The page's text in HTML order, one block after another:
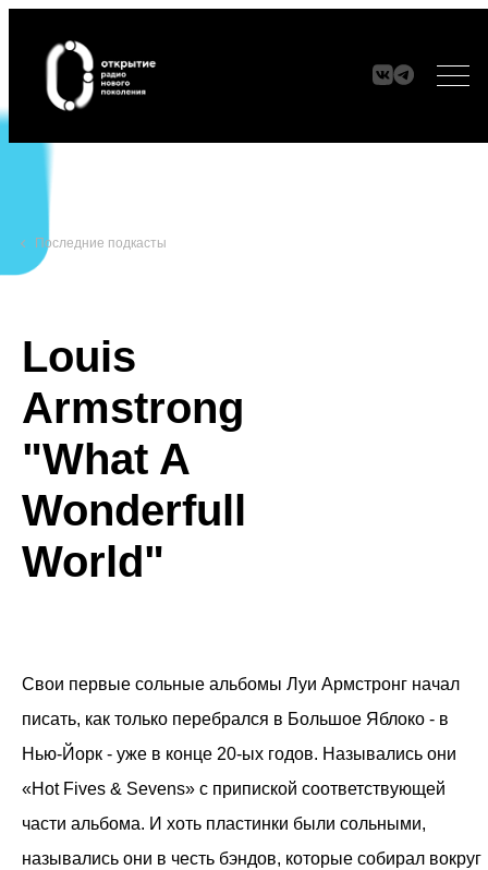
Последние подкасты
Louis
Armstrong
"What A
Wonderfull
World"
Свои первые сольные альбомы Луи Армстронг начал
писать, как только перебрался в Большое Яблоко - в
Нью-Йорк - уже в конце 20-ых годов. Назывались они
«Hot Fives & Sevens» с припиской соответствующей
части альбома. И хоть пластинки были сольными,
назывались они в честь бэндов, которые собирал вокруг
ПАРТНЕРЫ
СЕТИ
ТЕКСТУРЫ